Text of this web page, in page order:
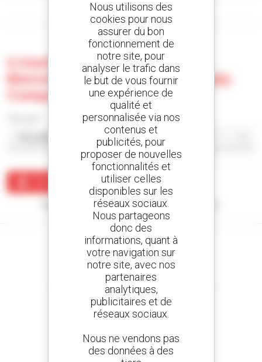
Afficher les filtres de recherche
0 machine d'occasion chez
Bierschbach Equipment & Supply
Company Inc. - Rapid City
Aucun résultat ne correspond à votre recherche.
Créez vos alertes
et recevez des annonces de matériels d'occasion
800 concessionnaires
Manitou partout dans le monde
Nous utilisons des
cookies pour nous
assurer du bon
fonctionnement de
notre site, pour
analyser le trafic dans
le but de vous fournir
une expérience de
qualité et
personnalisée via nos
contenus et
publicités, pour
proposer de nouvelles
fonctionnalités et
utiliser celles
disponibles sur les
réseaux sociaux.
Nous partageons
donc des
informations, quant à
votre navigation sur
notre site, avec nos
partenaires
analytiques,
publicitaires et de
réseaux sociaux.
Nous ne vendons pas
des données à des